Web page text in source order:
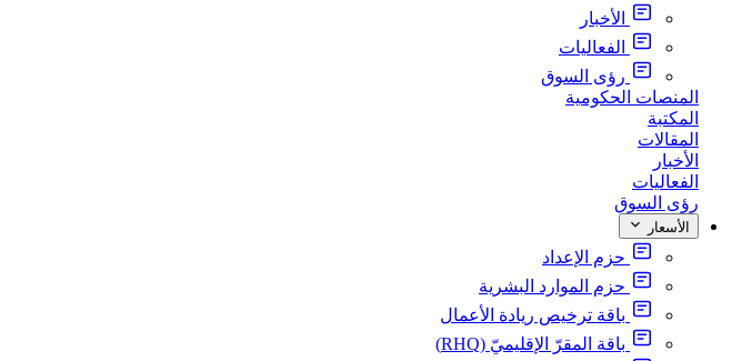
الأخبار
الفعاليات
رؤى السوق
المنصات الحكومية
المكتبة
المقالات
الأخبار
الفعاليات
رؤى السوق
الأسعار
حزم الإعداد
حزم الموارد البشرية
باقة ترخيص ريادة الأعمال
باقة المقرّ الإقليميّ (RHQ)